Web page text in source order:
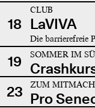
18
CLUB
LaVIVA
Die barrierefreie
19 SOMMER IM
23
ZUM
Pro